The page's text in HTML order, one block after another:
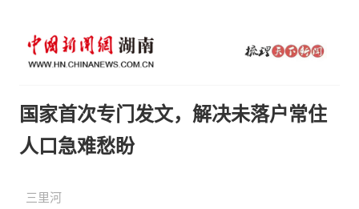
国家首次专门发文，解决未落户常住
人口急难愁盼
三里河